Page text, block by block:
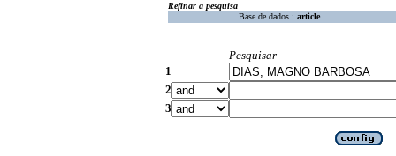
Refinar a pesquisa
Base de dados : article
Pesquisar
1
2
3